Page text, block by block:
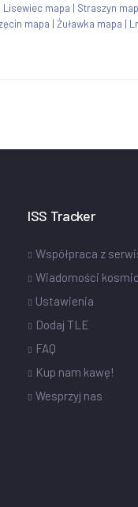
Lisewiec mapa | Straszyn
mapa | Żuławka mapa |
ISS Tracker
Współpraca z
Wiadomości
Ustawienia
Dodaj TLE
FAQ
Kup nam kawę!
Wesprzyj nas